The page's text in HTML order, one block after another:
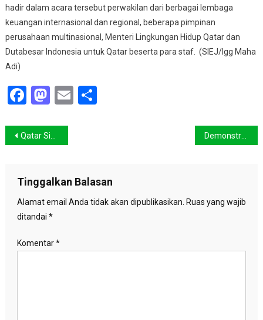
hadir dalam acara tersebut perwakilan dari berbagai lembaga
keuangan internasional dan regional, beberapa pimpinan
perusahaan multinasional, Menteri Lingkungan Hidup Qatar dan
Dutabesar Indonesia untuk Qatar beserta para staf. (SIEJ/Igg Maha
Adi)
Facebook
Mastodon
Email
Navigasi
Qatar Sisi Lain: Bukan Lagi Onta Culture Demonstrasi Damai di Pusat Doha
Tinggalkan Balasan
Alamat email Anda tidak akan dipublikasikan. Ruas yang wajib
ditandai *
Komentar*